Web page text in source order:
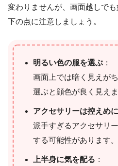
変わりませんが、画面越しで
下の点に注意しましょう。
明るい色の服を選ぶ ：
画面上では暗く見えが
選ぶと顔色が良く見えま
アクセサリーは控えめに
派手すぎるアクセサリ
する可能性があります。
上半身に気を配る ：